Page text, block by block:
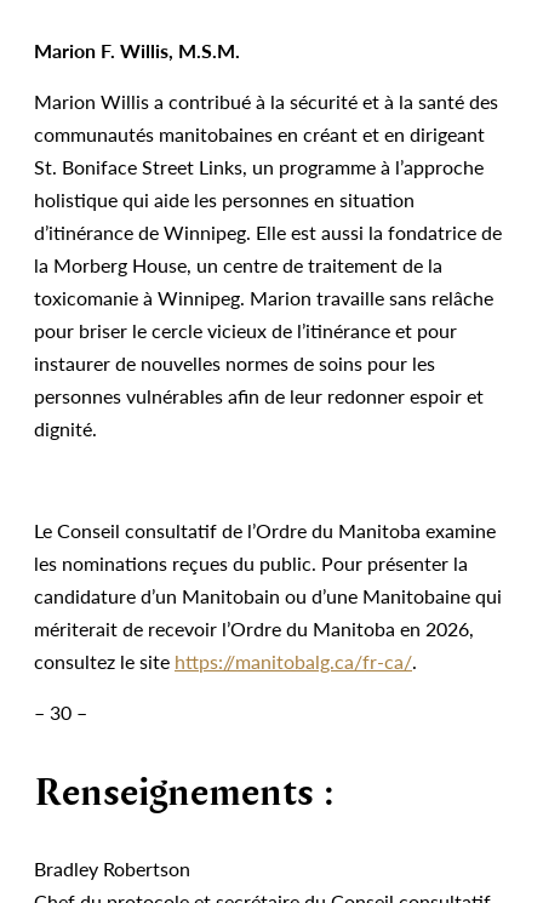
Marion F. Willis, M.S.M.
Marion Willis a contribué à la sécurité et à la santé des
communautés manitobaines en créant et en dirigeant
St. Boniface Street Links, un programme à l’approche
holistique qui aide les personnes en situation
d’itinérance de Winnipeg. Elle est aussi la fondatrice de
la Morberg House, un centre de traitement de la
toxicomanie à Winnipeg. Marion travaille sans relâche
pour briser le cercle vicieux de l’itinérance et pour
instaurer de nouvelles normes de soins pour les
personnes vulnérables afin de leur redonner espoir et
dignité.
Le Conseil consultatif de l’Ordre du Manitoba examine
les nominations reçues du public. Pour présenter la
candidature d’un Manitobain ou d’une Manitobaine qui
mériterait de recevoir l’Ordre du Manitoba en 2026,
consultez le site https://manitobalg.ca/fr-ca/.
– 30 –
Renseignements :
Bradley Robertson